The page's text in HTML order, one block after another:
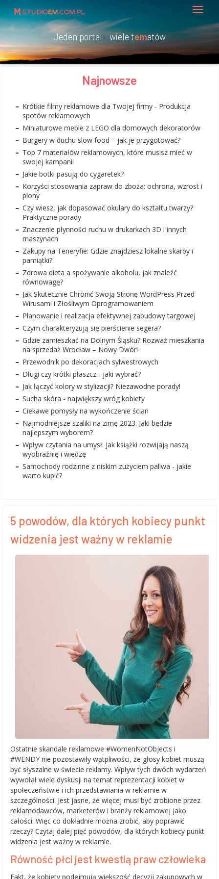
Jeden portal - wiele tematów
Najnowsze
Krótkie filmy reklamowe dla Twojej firmy - Produkcja
spotów reklamowych
Miniaturowe meble z LEGO dla domowych dekoratorów
Burgery w duchu slow food – jak je przygotować?
Top 7 materiałów reklamowych, które musisz mieć w
swojej kampanii
Jakie botki pasują do cygaretek?
Korzyści stosowania zapraw do zboża: ochrona, wzrost i
plony
Czy wiesz, jak dopasować okulary do kształtu twarzy?
Praktyczne porady
Znaczenie płynności ruchu w drukarkach 3D i innych
maszynach
Zakupy na Teneryfie: Gdzie znajdziesz lokalne skarby i
pamiątki?
Zdrowa dieta a spożywanie alkoholu, jak znaleźć
równowagę?
Jak Skutecznie Chronić Swoją Stronę WordPress Przed
Wirusami i Złośliwym Oprogramowaniem
Planowanie i realizacja efektywnej zabudowy targowej
Czym charakteryzują się pierścienie segera?
Gdzie zamieszkać na Dolnym Śląsku? Rozważ mieszkania
na sprzedaż Wrocław – Nowy Dwór!
Przewodnik po dekoracjach sylwestrowych
Długi czy krótki płaszcz - jaki wybrać?
Jak łączyć kolory w stylizacji? Niezawodne porady!
Sucha skóra - największy wróg kobiety
Ciekawe pomysły na wykończenie ścian
Najmodniejsze szaliki na zimę 2023. Jaki będzie
najlepszym wyborem?
Wpływ czytania na umysł: Jak książki rozwijają naszą
wyobraźnię i wiedzę
Samochody rodzinne z niskim zużyciem paliwa - jakie
warto kupić?
5 powodów, dla których kobiecy punkt
widzenia jest ważny w reklamie
Ostatnie skandale reklamowe #WomenNotObjects i
#WENDY nie pozostawiły wątpliwości, że głosy kobiet muszą
być słyszalne w świecie reklamy. Wpływ tych dwóch wydarzeń
wywołał wiele dyskusji na temat reprezentacji kobiet w
społeczeństwie i ich przedstawiania w reklamie w
szczególności. Jest jasne, że więcej musi być zrobione przez
reklamodawców, marketerów i branży reklamowej jako
całości. Więc co dokładnie można zrobić, aby poprawić
rzeczy? Czytaj dalej pięć powodów, dla których kobiecy punkt
widzenia jest ważny w reklamie.
Równość płci jest kwestią praw człowieka
Fakt, że kobiety podejmują większość decyzji zakupowych w